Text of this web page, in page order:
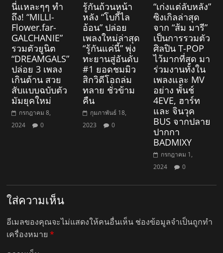
นี่แหละๆๆ ทำ
ถึง! “MILLI-
Flower.far-
GALCHANIE”
รวมตัวยูนิต
“DREAMGALS”
ปล่อย 3 เพลง
เกินต้าน สวย
สับแบบฉบับตัว
มัมยุคใหม่
กรกฎาคม 8,
2024
0
รู้กันถ้วนหน้า
หลัง “โบกี้ไล
อ้อน” ปล่อย
เพลงใหม่ล่าสุด
“รู้กันแค่นี้” พุ่ง
ทะยานสู่อันดับ
#1 ยอดชมมิว
สิกวิดีโอถล่ม
ทลาย ชั่วข้าม
คืน
กุมภาพันธ์ 18,
2023
0
“เก่งแต่ลับหลัง”
ซิงเกิลล่าสุด
จาก “ส้ม มารี”
เป็นการรวมตัว
ศิลปิน T-POP
ไว้มากที่สุด มา
ร่วมงานทั้งใน
เพลงและ MV
อย่าง พั้นช์
4EVE, ฮาร์ท
และ จินวุค
BUS จากปลาย
ปากกา
BADMIXY
กรกฎาคม 1,
2024
0
ใส่ความเห็น
อีเมลของคุณจะไม่แสดงให้คนอื่นเห็น ช่องข้อมูลจำเป็นถูกทำ
เครื่องหมาย*